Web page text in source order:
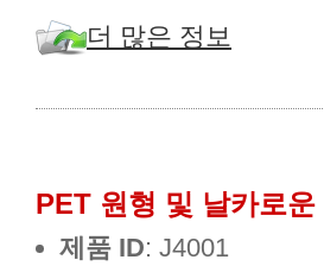
더 많은 정보
PET 원형 및 날카로
제품 ID: J4001